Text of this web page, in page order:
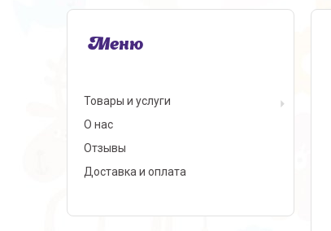
Товары и услуги
О нас
Отзывы
Доставка и оплата